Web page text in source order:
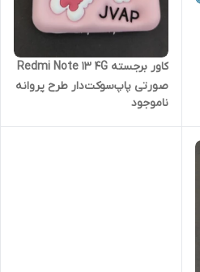
کاور برجسته Redmi Note 13 4G
صورتی پاپ‌سوکت‌دار طرح پروانه
| قاب پفکی دخترانه
ناموجود